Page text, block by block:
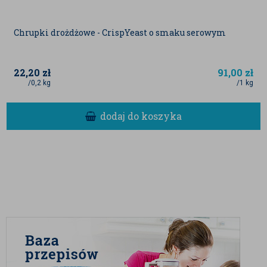
Chrupki drożdżowe - CrispYeast o smaku serowym
22,20 zł
/0,2 kg
91,00 zł
/1 kg
dodaj do koszyka